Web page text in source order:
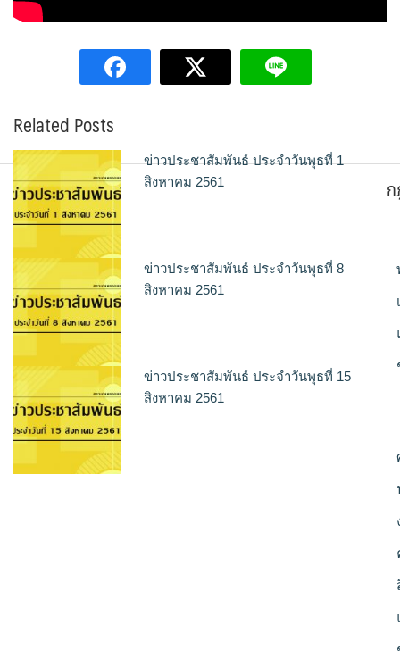
Related Posts
ข่าวประชาสัมพันธ์ ประจำวันพุธที่ 1
สิงหาคม 2561
ข่าวประชาสัมพันธ์ ประจำวันพุธที่ 8
สิงหาคม 2561
ข่าวประชาสัมพันธ์ ประจำวันพุธที่ 15
สิงหาคม 2561